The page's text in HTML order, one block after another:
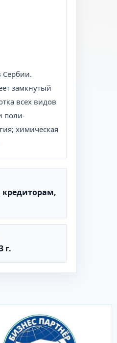
Сербии.
замкнутый
всех видов
поли-
химическая
г.